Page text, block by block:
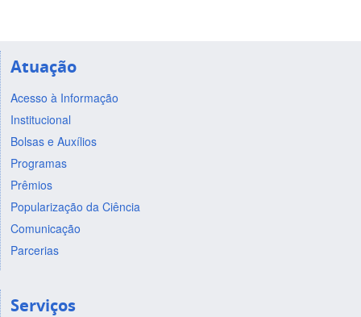
Atuação
Acesso à Informação
Institucional
Bolsas e Auxílios
Programas
Prêmios
Popularização da Ciência
Comunicação
Parcerias
Serviços